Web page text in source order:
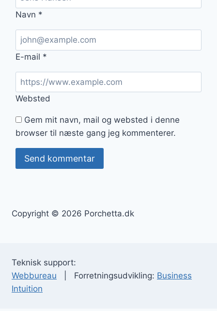
Navn *
E-mail *
Websted
Gem mit navn, mail og websted i denne
browser til næste gang jeg kommenterer.
Copyright © 2026 Porchetta.dk
Teknisk support:
Webbureau | Forretningsudvikling: Business
Intuition